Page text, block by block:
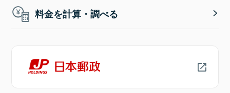
料金を計算・調べる